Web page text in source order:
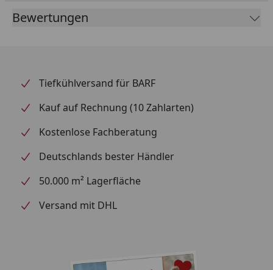
Ein stilvolles Wohlfühlmöbel für Ihre Katze – und
bieten möchten, ist die NOBBY Kratztonne "ADRA I"
die perfekte Wahl. Diese hochwertige Kratztonne
gesunde Krallen, ausgelassene Spielmomente und
harmonische Wohnräume.
Die zylinderförmige Konstruktion mit einem
Durchmesser von 38 cm und einer Höhe von 50 cm
bietet Katzen jeglicher Größe eine optimale
und beugt Verhaltensauffälligkeiten vor. Gleichzeitig
Bewertungen
Tiefkühlversand für BARF
Kauf auf Rechnung (10 Zahlarten)
Kostenlose Fachberatung
Deutschlands bester Händler
50.000 m² Lagerfläche
Versand mit DHL